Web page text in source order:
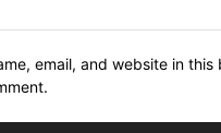
email, and website in this